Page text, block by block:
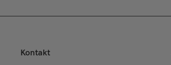
Kontakt